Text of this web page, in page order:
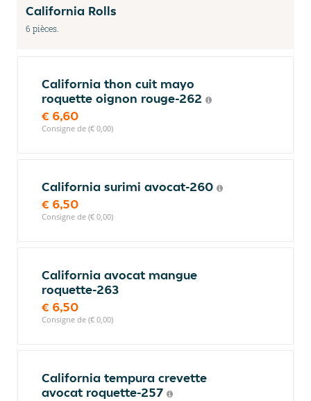
California Rolls
6 pièces.
California thon cuit mayo
roquette oignon rouge-262
€ 6,60
Consigne de (€ 0,00)
California surimi avocat-260
€ 6,50
Consigne de (€ 0,00)
California avocat mangue
roquette-263
€ 6,50
Consigne de (€ 0,00)
California tempura crevette
avocat roquette-257